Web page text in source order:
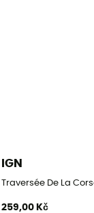
IGN
Traversée De La
259,00 Kč